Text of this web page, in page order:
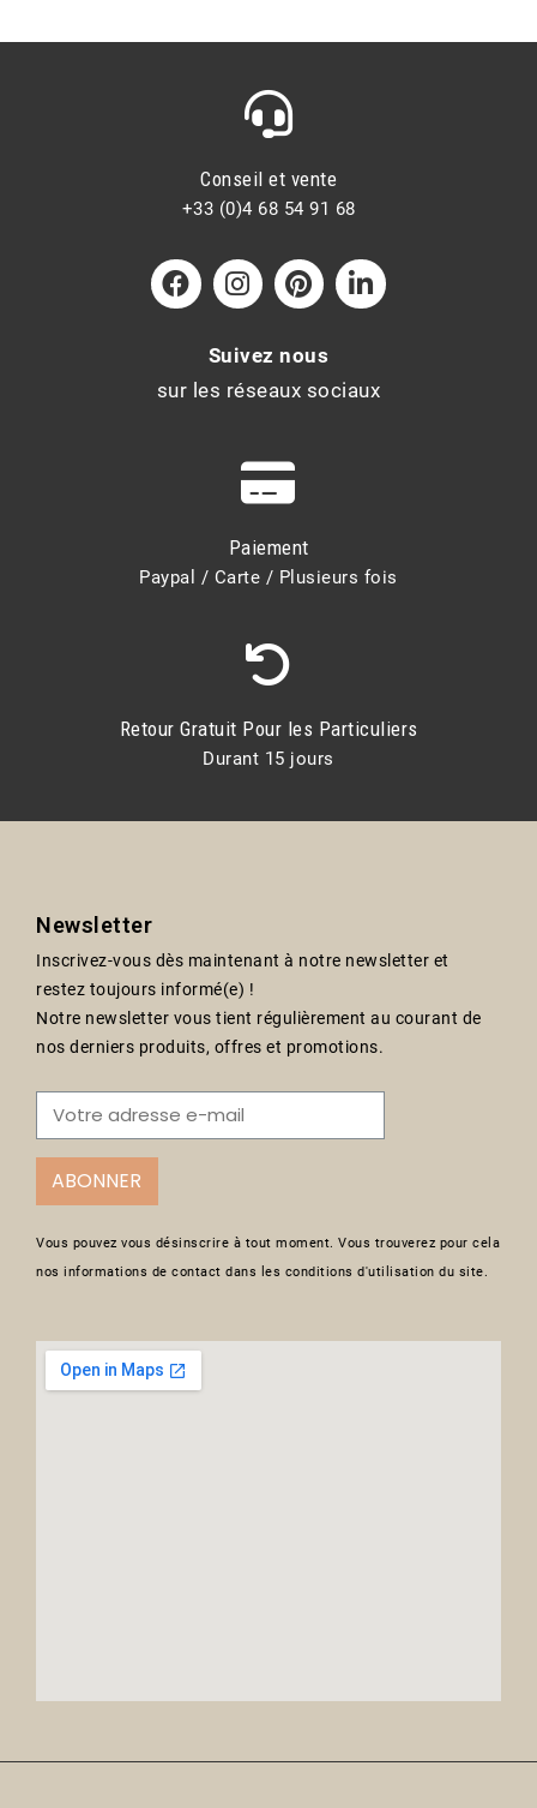
Conseil et vente
+33 (0)4 68 54 91 68
Suivez nous
sur les réseaux sociaux
Paiement
Paypal / Carte / Plusieurs fois
Retour Gratuit Pour les Particuliers
Durant 15 jours
Newsletter
Inscrivez-vous dès maintenant à notre newsletter et
restez toujours informé(e) !
Notre newsletter vous tient régulièrement au courant de
nos derniers produits, offres et promotions.
ABONNER
Vous pouvez vous désinscrire à tout moment. Vous trouverez pour cela
nos informations de contact dans les conditions d'utilisation du site.